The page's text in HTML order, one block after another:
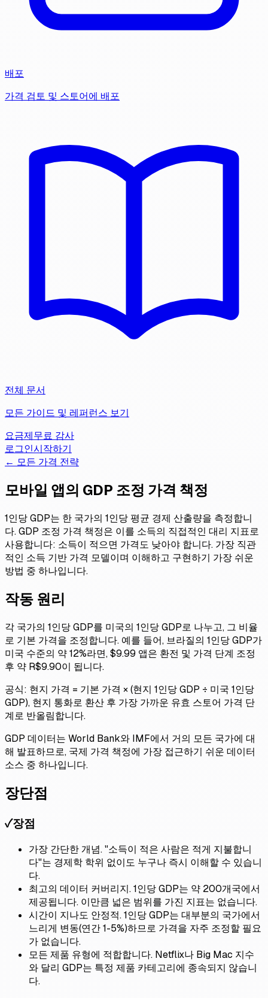
배포
가격 검토 및 스토어에 배포
전체 문서
모든 가이드 및 레퍼런스 보기
요금제무료 감사
로그인시작하기
← 모든 가격 전략
모바일 앱의 GDP 조정 가격 책정
1인당 GDP는 한 국가의 1인당 평균 경제 산출량을 측정합니
다. GDP 조정 가격 책정은 이를 소득의 직접적인 대리 지표로
사용합니다: 소득이 적으면 가격도 낮아야 합니다. 가장 직관
적인 소득 기반 가격 모델이며 이해하고 구현하기 가장 쉬운
방법 중 하나입니다.
작동 원리
각 국가의 1인당 GDP를 미국의 1인당 GDP로 나누고, 그 비율
로 기본 가격을 조정합니다. 예를 들어, 브라질의 1인당 GDP가
미국 수준의 약 12%라면, $9.99 앱은 환전 및 가격 단계 조정
후 약 R$9.90이 됩니다.
공식: 현지 가격 = 기본 가격 × (현지 1인당 GDP ÷ 미국 1인당
GDP), 현지 통화로 환산 후 가장 가까운 유효 스토어 가격 단
계로 반올림합니다.
GDP 데이터는 World Bank와 IMF에서 거의 모든 국가에 대
해 발표하므로, 국제 가격 책정에 가장 접근하기 쉬운 데이터
소스 중 하나입니다.
장단점
✓장점
가장 간단한 개념. "소득이 적은 사람은 적게 지불합니
다"는 경제학 학위 없이도 누구나 즉시 이해할 수 있습니
다.
최고의 데이터 커버리지. 1인당 GDP는 약 200개국에서
제공됩니다. 이만큼 넓은 범위를 가진 지표는 없습니다.
시간이 지나도 안정적. 1인당 GDP는 대부분의 국가에서
느리게 변동(연간 1-5%)하므로 가격을 자주 조정할 필요
가 없습니다.
모든 제품 유형에 적합합니다. Netflix나 Big Mac 지수
와 달리 GDP는 특정 제품 카테고리에 종속되지 않습니
다.